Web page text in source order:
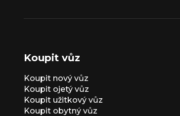
Koupit vůz
Koupit nový vůz
Koupit ojetý vůz
Koupit užitkový vůz
Koupit obytný vůz